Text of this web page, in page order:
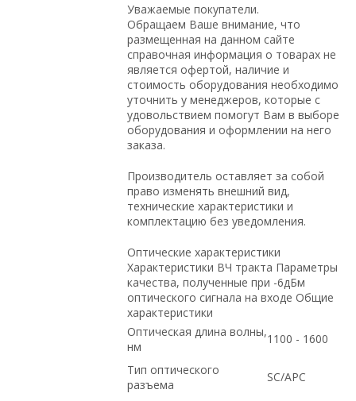
Уважаемые покупатели.
Обращаем Ваше внимание, что
размещенная на данном сайте
справочная информация о товарах не
является офертой, наличие и
стоимость оборудования необходимо
уточнить у менеджеров, которые с
удовольствием помогут Вам в выборе
оборудования и оформлении на него
заказа.
Производитель оставляет за собой
право изменять внешний вид,
технические характеристики и
комплектацию без уведомления.
Оптические характеристики
Характеристики ВЧ тракта Параметры
качества, полученные при -6дБм
оптического сигнала на входе Общие
характеристики
Оптическая длина волны,
нм
1100 - 1600
Тип оптического
разъема
SC/APC